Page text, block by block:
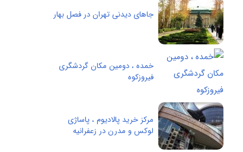
جاهای دیدنی تهران در فصل بهار
خمده ، دومین مکان گردشگری
فیروزکوه
مرکز خرید پالادیوم ، پاساژی
لوکس و مدرن در زعفرانیه